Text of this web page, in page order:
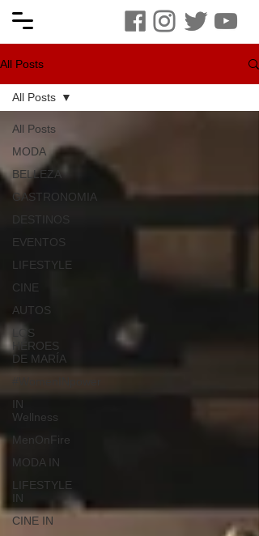
All Posts
All Posts
MODA
BELLEZA
GASTRONOMIA
DESTINOS
EVENTOS
LIFESTYLE
CINE
AUTOS
LOS
HÉROES
DE MARÍA
IN
Wellness
MenOnFire
MODA IN
LIFESTYLE
IN
CINE IN
All Posts